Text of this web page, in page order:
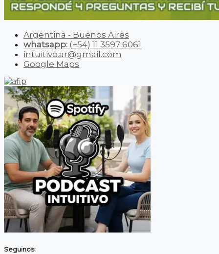
Argentina - Buenos Aires
whatsapp: (+54) 11 3597 6061
intuitivo.ar@gmail.com
Google Maps
Seguinos: